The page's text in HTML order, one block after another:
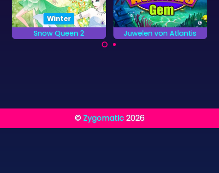
Juwelen von Atlantis Schneekönigin 5
Winter
© Zygomatic 2026